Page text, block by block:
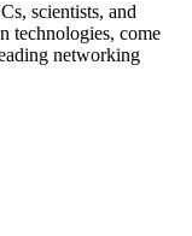
scientists, and
technologies, come
networking